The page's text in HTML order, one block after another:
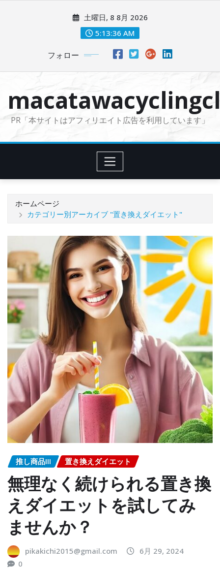
に
土曜日, 8 8月 2026
5:13:37 AM
フォロー
PR「本サイトはアフィリエイト広告を利用しています」
ホームページ
カテゴリー別アーカイブ "置き換えダイエット"
推し商品III 置き換えダイエット
無理なく続けられる置き換
えダイエットを試してみ
ませんか？
pikakichi2015@gmail.com
6月 29, 2024
0